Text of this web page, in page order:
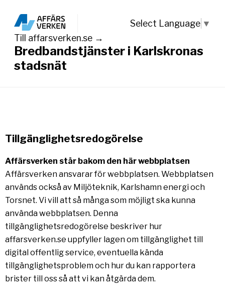
Bredbandstjänster i Karlskronas
stadsnät
Select Language ▼
Till affarsverken.se →
Tillgänglighetsredogörelse
Affärsverken står bakom den här webbplatsen
Affärsverken ansvarar för webbplatsen. Webbplatsen
används också av Miljöteknik, Karlshamn energi och
Torsnet. Vi vill att så många som möjligt ska kunna
använda webbplatsen. Denna
tillgänglighetsredogörelse beskriver hur
affarsverken.se uppfyller lagen om tillgänglighet till
digital offentlig service, eventuella kända
tillgänglighetsproblem och hur du kan rapportera
brister till oss så att vi kan åtgärda dem.